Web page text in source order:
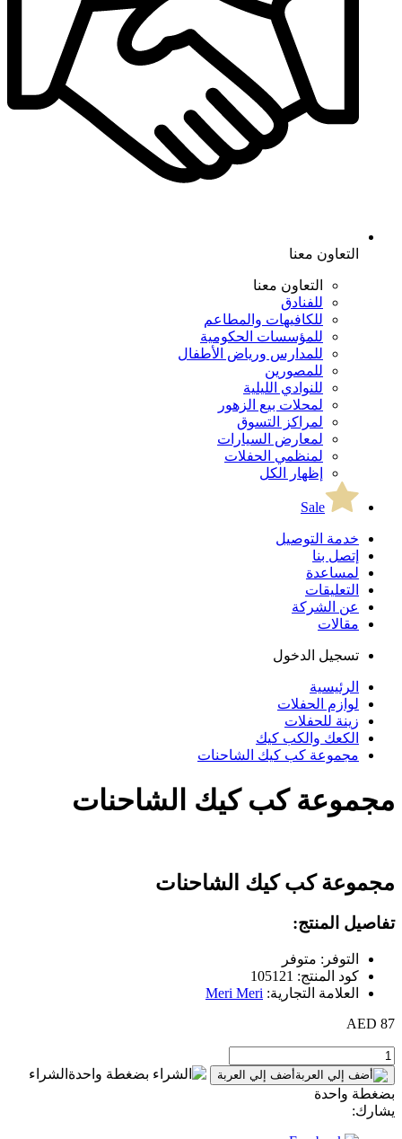
التعاون معنا
التعاون معنا
للفنادق
للكافيهات والمطاعم
للمؤسسات الحكومية
للمدارس ورياض الأطفال
للمصورين
للنوادي الليلية
لمحلات بيع الزهور
لمراكز التسوق
لمعارض السيارات
لمنظمي الحفلات
إظهار الكل
Sale
خدمة التوصيل
إتصل بنا
لمساعدة
التعليقات
عن الشركة
مقالات
تسجيل الدخول
الرئيسية
لوازم الحفلات
زينة للحفلات
الكعك والكب كيك
مجموعة كب كيك الشاحنات
مجموعة كب كيك الشاحنات
مجموعة كب كيك الشاحنات
تفاصيل المنتج:
التوفر: متوفر
كود المنتج: 105121
العلامة التجارية: Meri Meri
87 AED
أضف إلي العربة
الشراء
بضغطة واحدة
يشارك: